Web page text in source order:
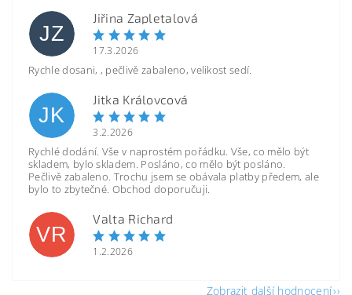
JZ
Jiřina Zapletalová
17.3.2026
Rychle dosani, , pečlivě zabaleno, velikost sedí.
JK
Jitka Královcová
3.2.2026
Rychlé dodání. Vše v naprostém pořádku. Vše, co mělo být
skladem, bylo skladem. Posláno, co mělo být posláno.
Pečlivě zabaleno. Trochu jsem se obávala platby předem, ale
bylo to zbytečné. Obchod doporučuji.
VR
Valta Richard
1.2.2026
Zobrazit další hodnocení